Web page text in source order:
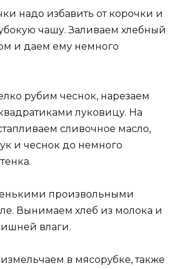
надо избавить от корочки и
чашу. Заливаем хлебный
и даем ему немного
рубим чеснок, нарезаем
луковицу. На
сливочное масло,
и чеснок до немного
произвольными
Вынимаем хлеб из молока и
влаги.
в мясорубке, также